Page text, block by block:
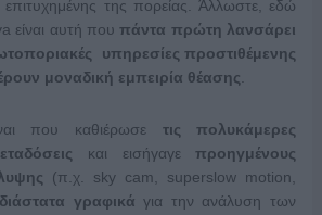
επιτυχημένης της πορείας. Άλλωστε, εδώ
είναι αυτή πουπάντα πρώτη λανσάρει
υπηρεσίες προστιθέμενης
μοναδική εμπειρία θέασης
που καθιέρωσε τις πολυκάμερες
και εισήγαγεπροηγμένους
(π.χ. sky cam, superslow motion,
γραφικά για την ανάλυση των